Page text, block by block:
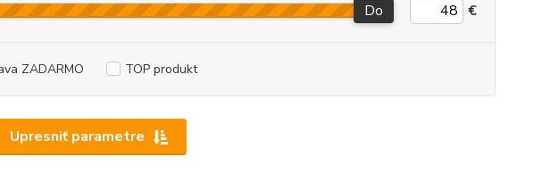
Upresniť parametre
Do €
ZADARMO TOP produkt